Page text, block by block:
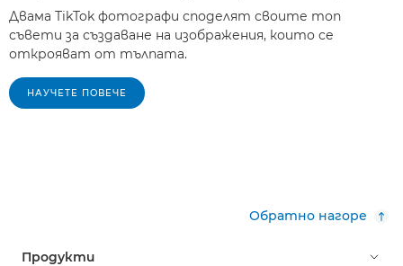
Двама TikTok фотографи споделят своите топ
съвети за създаване на изображения, които се
открояват от тълпата.
НАУЧЕТЕ ПОВЕЧЕ
Обратно нагоре
Продукти